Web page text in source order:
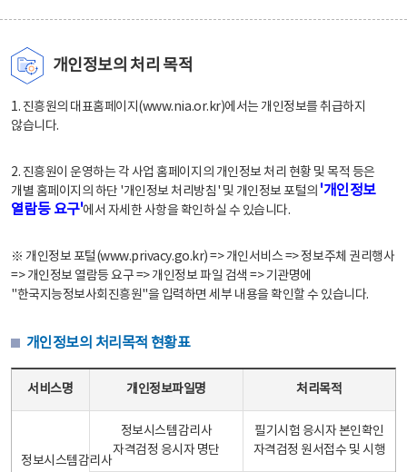
개인정보의 처리 목적
1. 진흥원의 대표홈페이지(www.nia.or.kr)에서는 개인정보를 취급하지
않습니다.
2. 진흥원이 운영하는 각 사업 홈페이지의 개인정보 처리 현황 및 목적 등은
개별 홈페이지의 하단 '개인정보 처리방침' 및 개인정보 포털의 '개인정보
열람등 요구'에서 자세한 사항을 확인하실 수 있습니다.
※ 개인정보 포털(www.privacy.go.kr) => 개인서비스 => 정보주체 권리행사
=> 개인정보 열람등 요구 => 개인정보 파일 검색 => 기관명에
"한국지능정보사회진흥원"을 입력하면 세부 내용을 확인할 수 있습니다.
개인정보의 처리목적 현황표
서비스명 개인정보파일명 처리목적
정보시스템감리사
정보시스템감리사
자격검정 응시자 명단
필기시험 응시자 본인확인
자격검정 원서접수 및 시행